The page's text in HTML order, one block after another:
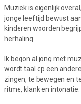
Muziek is eigenlijk
jonge leeftijd bewust
kinderen woorden
herhaling.
Ik begon al jong met
wordt taal op een
zingen, te bewegen en
ritme, klank en intonatie.